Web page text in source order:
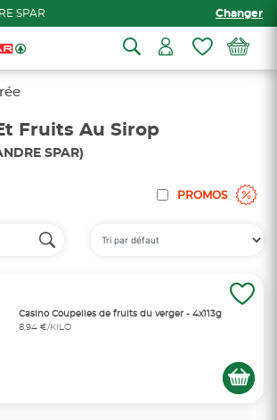
SPAR Changer
Fruits Au Sirop
SPAR)
PROMOS
Casino Coupelles de fruits du verger - 4x113g
8,94 €/KILO